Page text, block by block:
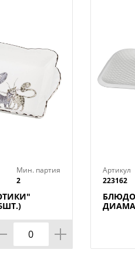
Мин. партия
2
Артикул
223162
БЛЮДО